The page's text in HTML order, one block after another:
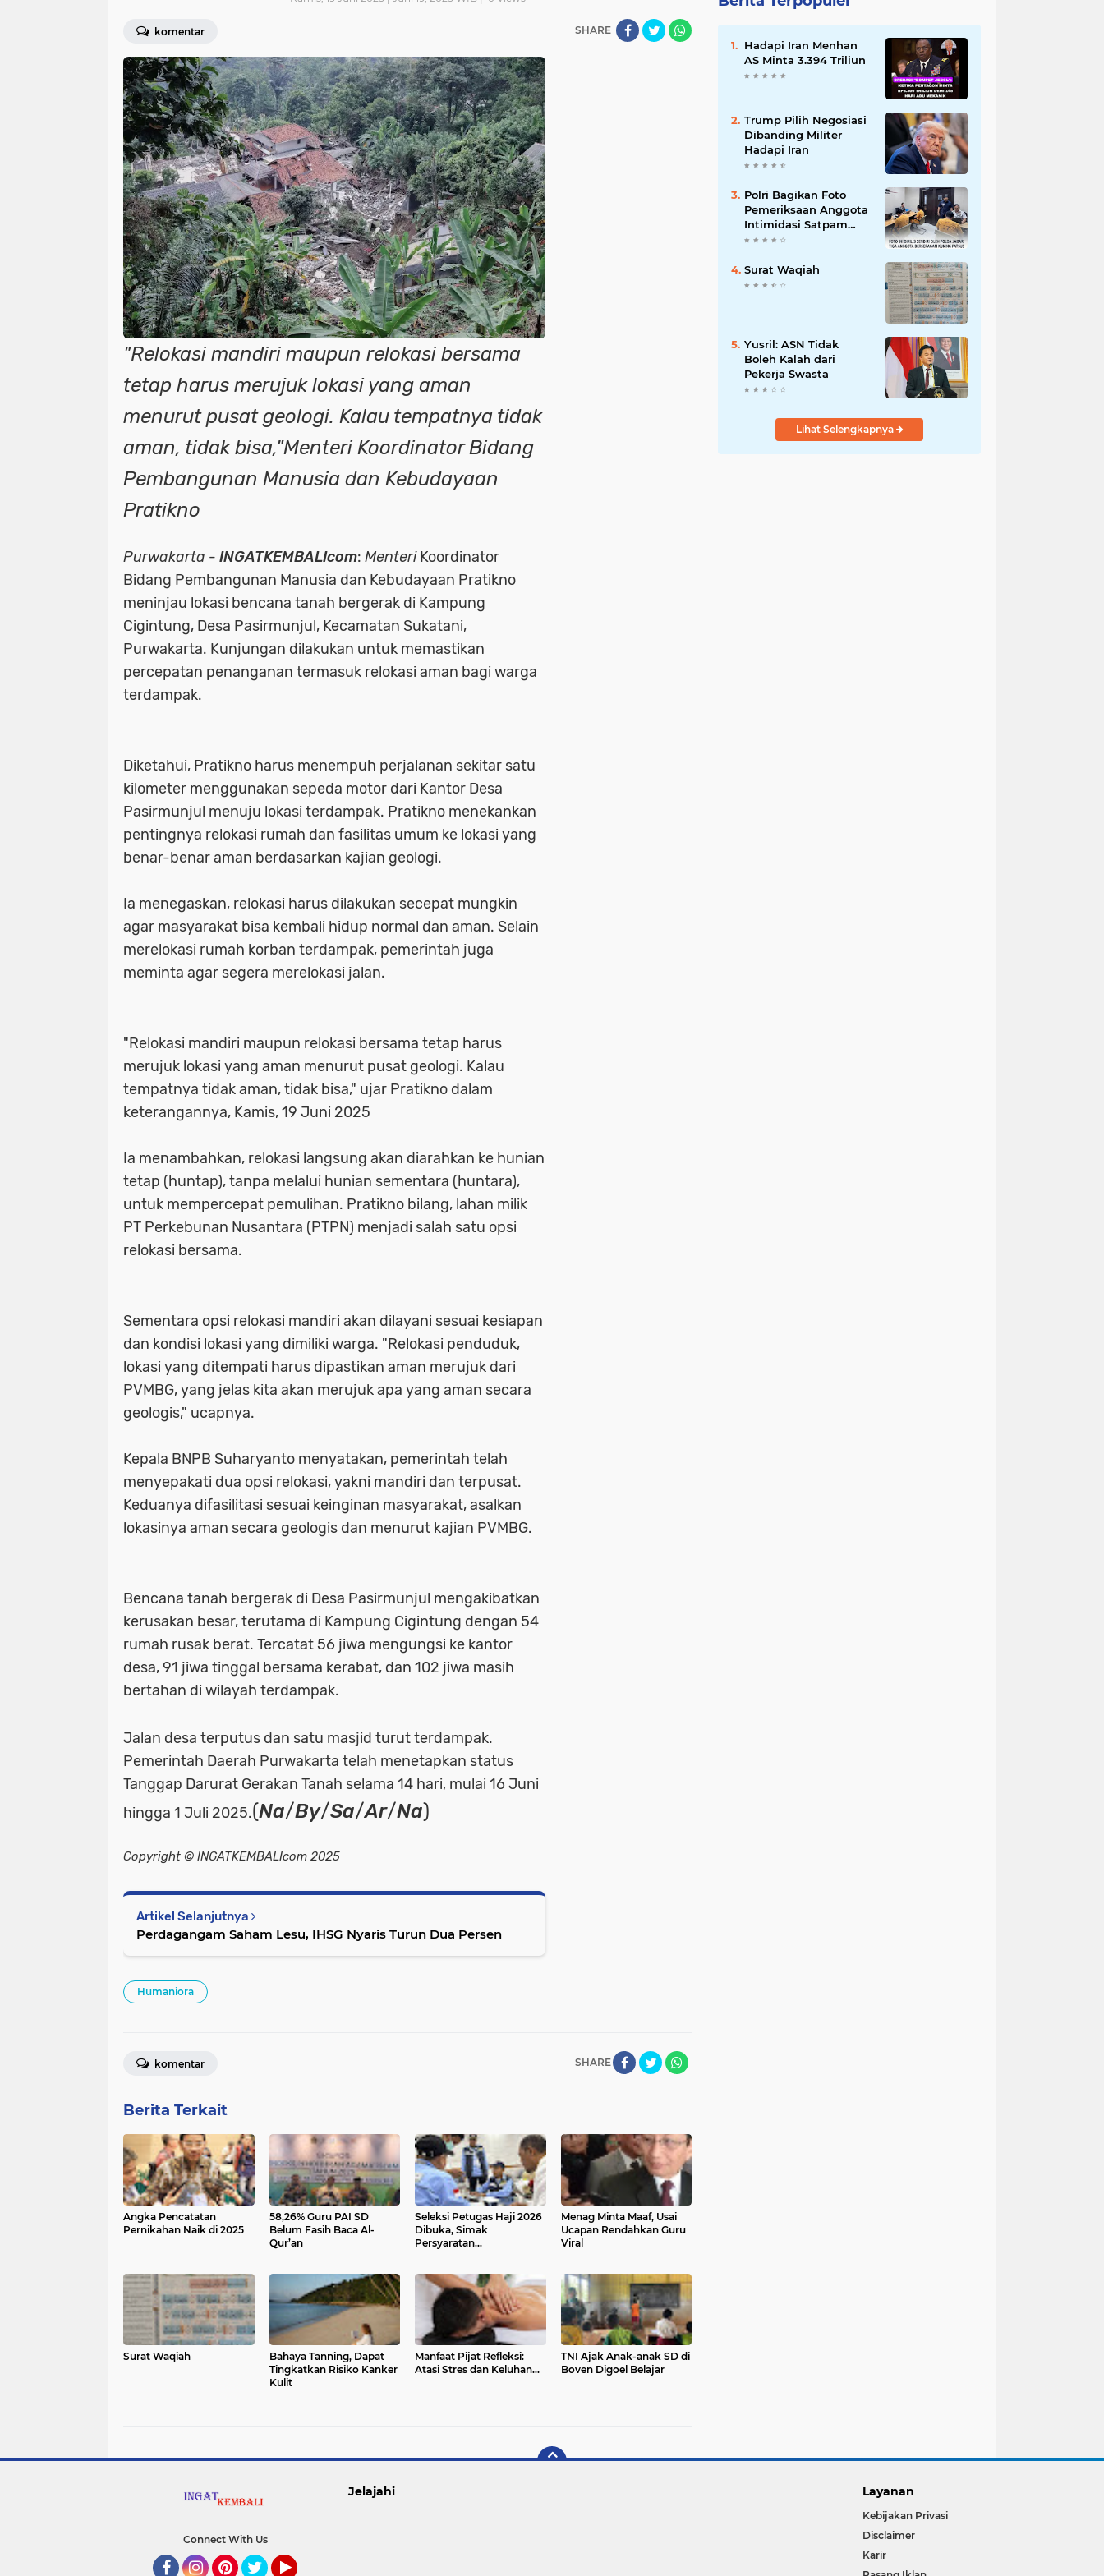
komentar SHARE
"Relokasi mandiri maupun relokasi bersama
tetap harus merujuk lokasi yang aman
menurut pusat geologi. Kalau tempatnya tidak
aman, tidak bisa,"Menteri Koordinator Bidang
Pembangunan Manusia dan Kebudayaan
Pratikno
Purwakarta - INGATKEMBALIcom: MenteriKoordinator
Bidang Pembangunan Manusia dan Kebudayaan Pratikno
meninjau lokasi bencana tanah bergerak di Kampung
Cigintung, Desa Pasirmunjul, Kecamatan Sukatani,
Purwakarta. Kunjungan dilakukan untuk memastikan
percepatan penanganan termasuk relokasi aman bagi warga
terdampak.
Diketahui, Pratikno harus menempuh perjalanan sekitar satu
kilometer menggunakan sepeda motor dari Kantor Desa
Pasirmunjul menuju lokasi terdampak. Pratikno menekankan
pentingnya relokasi rumah dan fasilitas umum ke lokasi yang
benar-benar aman berdasarkan kajian geologi.
Ia menegaskan, relokasi harus dilakukan secepat mungkin
agar masyarakat bisa kembali hidup normal dan aman. Selain
merelokasi rumah korban terdampak, pemerintah juga
meminta agar segera merelokasi jalan.
"Relokasi mandiri maupun relokasi bersama tetap harus
merujuk lokasi yang aman menurut pusat geologi. Kalau
tempatnya tidak aman, tidak bisa," ujar Pratikno dalam
keterangannya, Kamis, 19 Juni 2025
Ia menambahkan, relokasi langsung akan diarahkan ke hunian
tetap (huntap), tanpa melalui hunian sementara (huntara),
untuk mempercepat pemulihan. Pratikno bilang, lahan milik
PT Perkebunan Nusantara (PTPN) menjadi salah satu opsi
relokasi bersama.
Sementara opsi relokasi mandiri akan dilayani sesuai kesiapan
dan kondisi lokasi yang dimiliki warga. "Relokasi penduduk,
lokasi yang ditempati harus dipastikan aman merujuk dari
PVMBG, yang jelas kita akan merujuk apa yang aman secara
geologis," ucapnya.
Kepala BNPB Suharyanto menyatakan, pemerintah telah
menyepakati dua opsi relokasi, yakni mandiri dan terpusat.
Keduanya difasilitasi sesuai keinginan masyarakat, asalkan
lokasinya aman secara geologis dan menurut kajian PVMBG.
Bencana tanah bergerak di Desa Pasirmunjul mengakibatkan
kerusakan besar, terutama di Kampung Cigintung dengan 54
rumah rusak berat. Tercatat 56 jiwa mengungsi ke kantor
desa, 91 jiwa tinggal bersama kerabat, dan 102 jiwa masih
bertahan di wilayah terdampak.
Jalan desa terputus dan satu masjid turut terdampak.
Pemerintah Daerah Purwakarta telah menetapkan status
Tanggap Darurat Gerakan Tanah selama 14 hari, mulai 16 Juni
hingga 1 Juli 2025.(Na/By/Sa/Ar/Na)
Copyright © INGATKEMBALIcom 2025
Artikel Selanjutnya
Perdagangam Saham Lesu, IHSG Nyaris Turun Dua Persen
Humaniora
SHARE
komentar
Berita Terkait
Angka Pencatatan
Pernikahan Naik di 2025
58,26% Guru PAI SD
Belum Fasih Baca Al-
Qur’an
Seleksi Petugas Haji 2026
Dibuka, Simak
Persyaratan
Menag Minta Maaf, Usai
Ucapan Rendahkan Guru
Viral
Surat Waqiah
Bahaya Tanning, Dapat
Tingkatkan Risiko Kanker
Kulit
Manfaat Pijat Refleksi:
Atasi Stres dan Keluhan...
TNI Ajak Anak-anak SD di
Boven Digoel Belajar
Hadapi Iran Menhan
AS Minta 3.394 Triliun
Trump Pilih Negosiasi
Dibanding Militer
Hadapi Iran
Polri Bagikan Foto
Pemeriksaan Anggota
Intimidasi Satpam
MRT
Surat Waqiah
Yusril: ASN Tidak
Boleh Kalah dari
Pekerja Swasta
Lihat Selengkapnya
Connect With Us
Jelajahi Layanan
Kebijakan Privasi
Disclaimer
Karir